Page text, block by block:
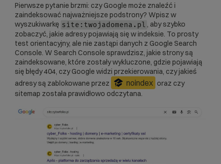
Pierwsze pytanie brzmi: czy Google może znaleźć i
zaindeksować najważniejsze podstrony? Wpisz w
wyszukiwarkę site:twojadomena.pl , aby szybko
zobaczyć, jakie adresy pojawiają się w indeksie. To prosty
test orientacyjny, ale nie zastąpi danych z Google Search
Console. W Search Console sprawdzisz, jakie strony są
zaindeksowane, które zostały wykluczone, gdzie pojawiają
się błędy 404, czy Google widzi przekierowania, czy jakieś
adresy są zablokowane przez
noindex oraz czy
sitemap została prawidłowo odczytana.